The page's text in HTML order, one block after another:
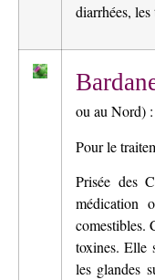
diarrhées,
ou au Nord) :
Pour le
Prisée des
médication
comestibles.
toxines. Elle
les glandes